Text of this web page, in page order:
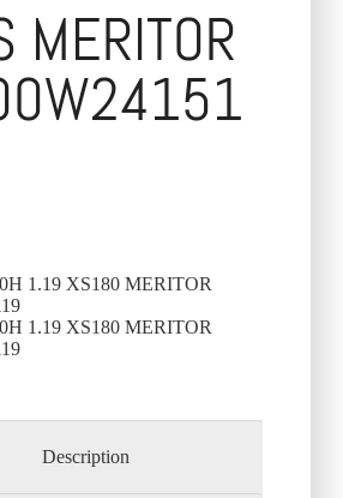
MERITOR
1.19 XS180 MERITOR
1.19 XS180 MERITOR
Description